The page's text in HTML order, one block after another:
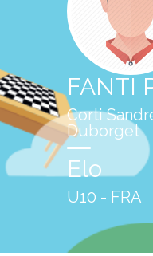
FANTI
Corti
Duborget
Elo
U10 - FRA